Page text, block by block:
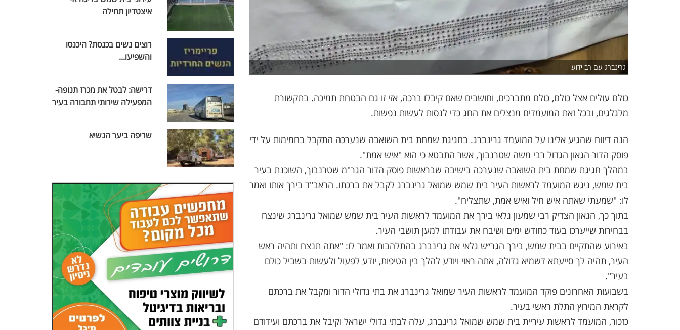
גרינברג עם רב ידוע
כולם עולים אצל כולם, כולם מתברכים, וחושבים שאם קיבלו ברכה, אזי זו גם הבטחת תמיכה. בתקשורת
מלגלגים, ובכל זאת המועמדים מנצלים את החג כדי לנסות לעשות נפשות.
הנה דיווח שהגיע אלינו על המועמד גרינברג. בחגיגת שמחת בית השואבה שנערכה התקבל בחמימות על ידי
פוסק הדור הגאון הגדול רבי משה שטרנבוך, אשר התבטא כי הוא "איש אמת".
במהלך חגיגת שמחת בית השואבה שנערכה בישיבה שבראשות פוסק הדור הגר"מ שטרנבוך, השוכנת בעיר
בית שמש, ניגש המועמד לראשות העיר בית שמש שמואל גרינברג לקבל את ברכתו. הראב"ד בירך אותו ואמר
לו: "שמעתי שאתה איש חיל ואיש אמת, שתצליח".
בתוך כך, הגאון הצדיק רבי שמעון גלאי בירך את המועמד לראשות העיר בית שמש שמואל גרינברג שינצח
בבחירות שייערכו בעוד כחודש ימים ושיבח את עבודתו למען תושבי העיר.
באירוע שהתקיים בבית שמש, בירך הגר״ש גלאי את גרינברג בהתלהבות ואמר לו: "אתה תנצח ותהיה ראש
העיר, תהיה לך סייעתא דשמיא גדולה, אתה ראוי ויודע להלך בין הטיפות, יודע לפעול ולעשות בשביל כולם
בעיר".
בשבועות האחרונים פוקד המועמד לראשות העיר שמואל גרינברג את בתי גדולי הדור ומקבל את ברכתם
לקראת המירוץ התלת ראשי בעיר.
כזכור, המועמד לראשות עיריית בית שמש שמואל גרינברג, עלה לבתי גדולי ישראל וקיבל את ברכתם ועידודם
איצטדיון תחילה
רוצים נשים בכנסת? היכנסו
והשפיעו...
דרישה: לבטל את מכרז תנופה-
המפעילה שירותי תחבורה בעיר
שריפה ביער הנשיא